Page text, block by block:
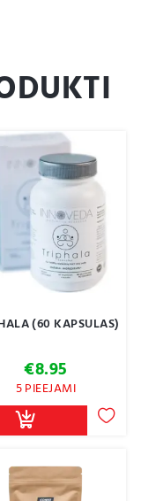
(60 KAPSULAS)
€8.95
5 PIEEJAMI